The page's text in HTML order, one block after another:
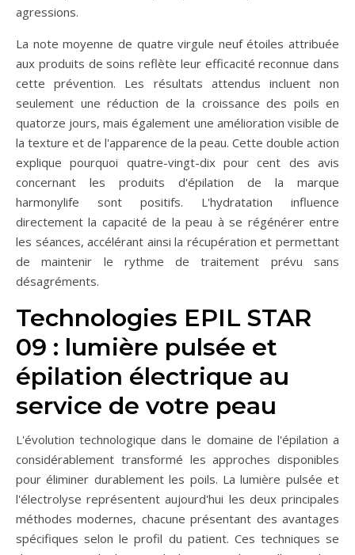
agressions.
La note moyenne de quatre virgule neuf étoiles attribuée
aux produits de soins reflète leur efficacité reconnue dans
cette prévention. Les résultats attendus incluent non
seulement une réduction de la croissance des poils en
quatorze jours, mais également une amélioration visible de
la texture et de l'apparence de la peau. Cette double action
explique pourquoi quatre-vingt-dix pour cent des avis
concernant les produits d'épilation de la marque
harmonylife sont positifs. L'hydratation influence
directement la capacité de la peau à se régénérer entre
les séances, accélérant ainsi la récupération et permettant
de maintenir le rythme de traitement prévu sans
désagréments.
Technologies EPIL STAR
09 : lumière pulsée et
épilation électrique au
service de votre peau
L'évolution technologique dans le domaine de l'épilation a
considérablement transformé les approches disponibles
pour éliminer durablement les poils. La lumière pulsée et
l'électrolyse représentent aujourd'hui les deux principales
méthodes modernes, chacune présentant des avantages
spécifiques selon le profil du patient. Ces techniques se